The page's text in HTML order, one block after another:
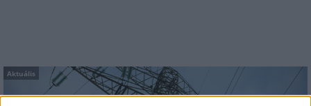
Aktuális